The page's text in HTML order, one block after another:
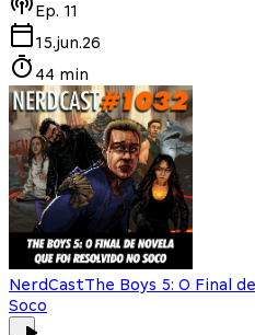
Ep. 11
15.jun.26
44 min
NerdCastThe Boys 5: O Final
Soco